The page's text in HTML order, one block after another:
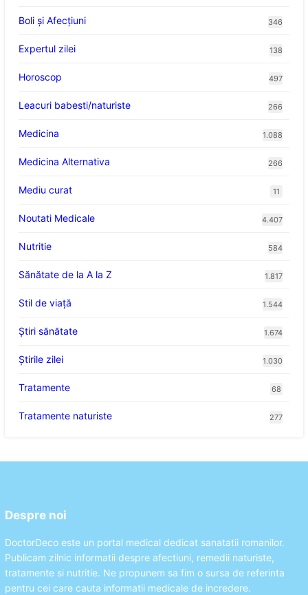
Boli și Afecțiuni 346
Expertul zilei 138
Horoscop 497
Leacuri babesti/naturiste 266
Medicina 1.088
Medicina Alternativa 266
Mediu curat 11
Noutati Medicale 4.407
Nutritie 584
Sănătate de la A la Z 1.817
Stil de viaţă 1.544
Ştiri sănătate 1.674
Știrile zilei 1.030
Tratamente 68
Tratamente naturiste 277
Despre noi
DoctorDeco este un portal medical dedicat sanatatii romanilor.
Publicam zilnic informatii despre afectiuni, remedii naturiste,
tratamente si nutritie. Ne propunem sa fim o sursa de referinta
pentru cei care cauta informatii medicale de incredere.